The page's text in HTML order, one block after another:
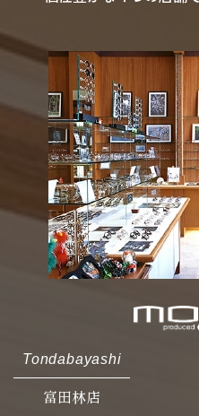
Tondabayashi
富田林店